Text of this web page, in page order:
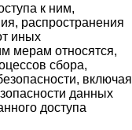
к ним,
распространения
иных
мерам относятся,
сбора,
включая
данных
доступа